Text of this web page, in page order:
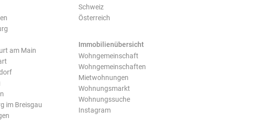
am Main
im Breisgau
Schweiz
Österreich
Immobilienübersicht
Wohngemeinschaft
Wohngemeinschaften
Mietwohnungen
Wohnungsmarkt
Wohnungssuche
Instagram